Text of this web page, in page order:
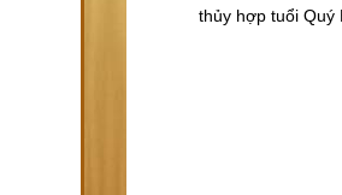
thủy hợp tuổi Quý